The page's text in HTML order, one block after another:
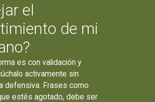
el
de mi
es con validación y
activamente sin
defensiva. Frases como
estés agotado, debe ser